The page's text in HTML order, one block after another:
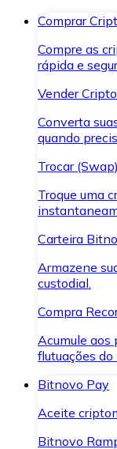
Comprar
Compre as
rápida e
Vender
Converta
quando
Trocar (Swap)
Troque uma
Carteira
Armazene
custodial.
Compra
Acumule aos
flutuações do
Bitnovo Pay
Aceite
Bitnovo